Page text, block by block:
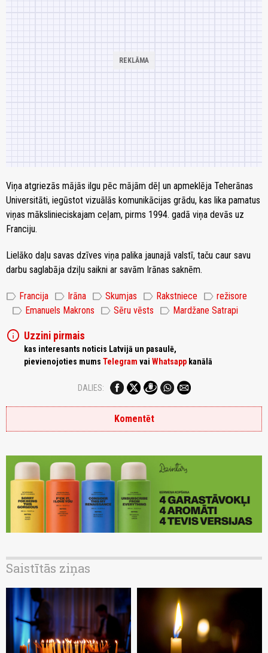
Viņa atgriezās mājās ilgu pēc mājām dēļ un apmeklēja Teherānas
Universitāti, iegūstot vizuālās komunikācijas grādu, kas lika pamatus
viņas mākslinieciskajam ceļam, pirms 1994. gadā viņa devās uz
Franciju.
Lielāko daļu savas dzīves viņa palika jaunajā valstī, taču caur savu
darbu saglabāja dziļu saikni ar savām Irānas saknēm.
label Francija label Irāna label Skumjas label Rakstniece label režisore
label Emanuels Makrons label Sēru vēsts label Mardžane Satrapi
info Uzzini pirmais
kas interesants noticis Latvijā un pasaulē,
pievienojoties mums Telegram vai Whatsapp kanālā
DALIES:
Komentēt
Saistītās ziņas